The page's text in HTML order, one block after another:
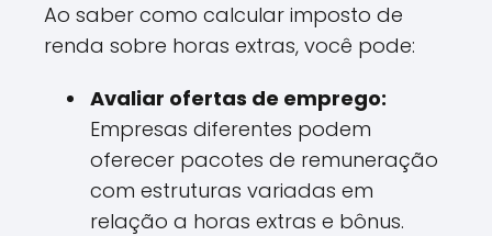
Ao saber como calcular imposto de
renda sobre horas extras, você pode:
Avaliar ofertas de emprego:
Empresas diferentes podem
oferecer pacotes de remuneração
com estruturas variadas em
relação a horas extras e bônus.